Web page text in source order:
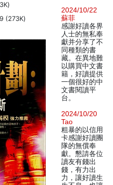
(273K)
2024/10/22
蘇菲
感謝好讀各界
人士的無私奉
獻并分享了不
同種類的書
藏。在異地難
以購買中文書
籍，好讀提供
一個很好的中
文書閱讀平
台。
2024/10/20
Tao
粗暴的以信用
卡感謝好讀團
隊的無償奉
獻。懇請各位
讀友有錢出
錢，有力出
力，讓好讀生